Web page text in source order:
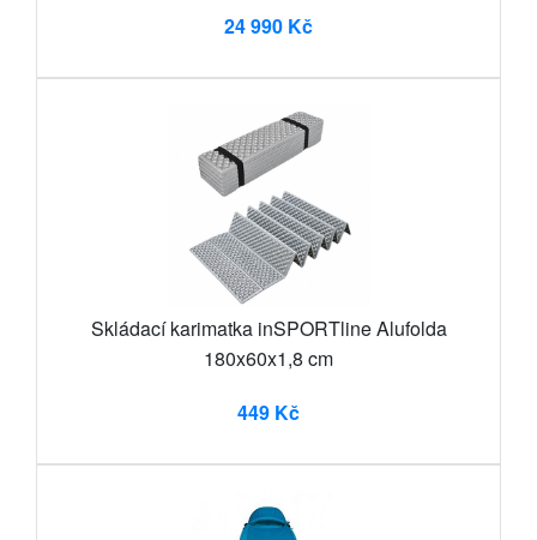
24 990 Kč
Skládací karimatka inSPORTline Alufolda
180x60x1,8 cm
449 Kč